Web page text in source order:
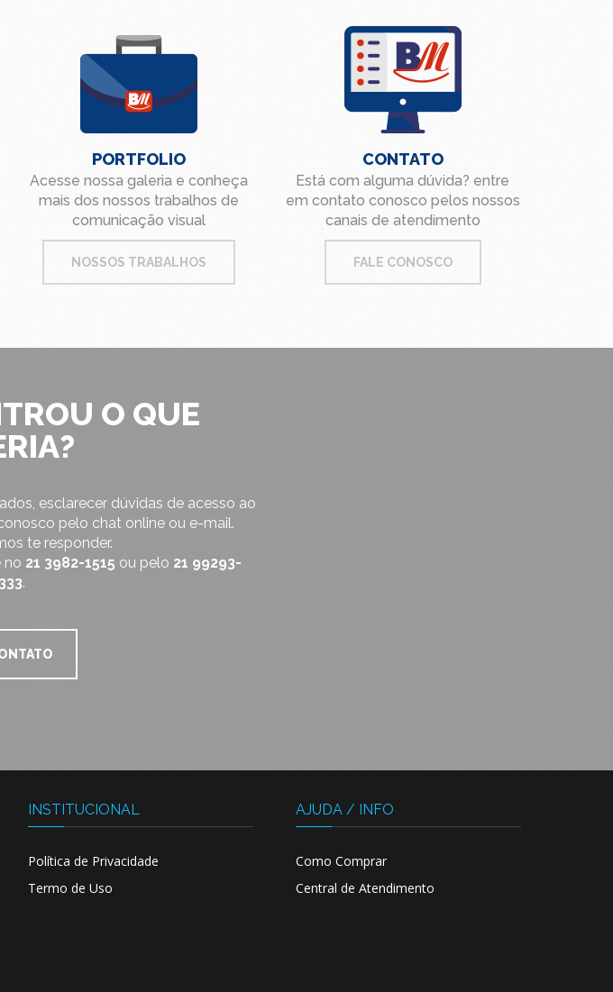
PORTFOLIO
Acesse nossa galeria e conheça
mais dos nossos trabalhos de
comunicação visual
NOSSOS TRABALHOS
CONTATO
Está com alguma dúvida? entre
em contato conosco pelos nossos
canais de atendimento
FALE CONOSCO
O QUE
esclarecer dúvidas de acesso ao
pelo chat online ou e-mail.
te responder.
no 21 3982-1515 ou pelo 21 99293-
.
INSTITUCIONAL
Política de Privacidade
Termo de Uso
AJUDA / INFO
Como Comprar
Central de Atendimento